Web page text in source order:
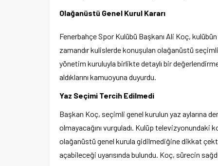
Olağanüstü Genel Kurul Kararı
Fenerbahçe Spor Kulübü Başkanı Ali Koç,
zamandır kulislerde konuşulan olağanüstü
yönetim kuruluyla birlikte detaylı bir
aldıklarını kamuoyuna duyurdu.
Yaz Seçimi Tercih Edilmedi
Başkan Koç, seçimli genel kurulun yaz aylarına
olmayacağını vurguladı. Kulüp televizyonundaki
olağanüstü genel kurula gidilmediğine dikkat
açabileceği uyarısında bulundu. Koç, sürecin